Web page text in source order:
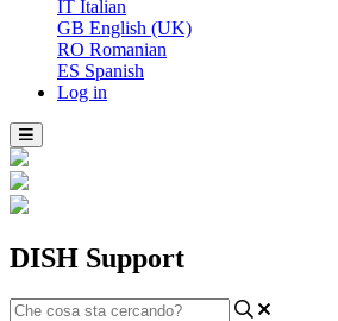
IT Italian
GB English (UK)
RO Romanian
ES Spanish
Log in
DISH Support